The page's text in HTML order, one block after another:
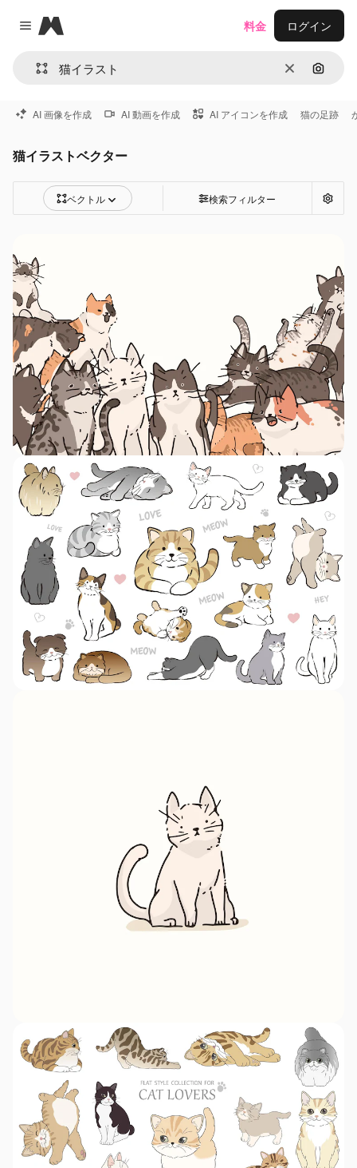
Close menu
Magnific
消去 画像で
料金 ログイン
AI 画像を作成 AI 動画を作成 AI アイコンを作成 猫の足跡
猫イラストベクター
ベクトル 検索フィルター